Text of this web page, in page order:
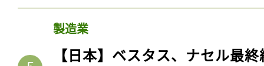
製造業
【日本】ベスタス、ナセル最